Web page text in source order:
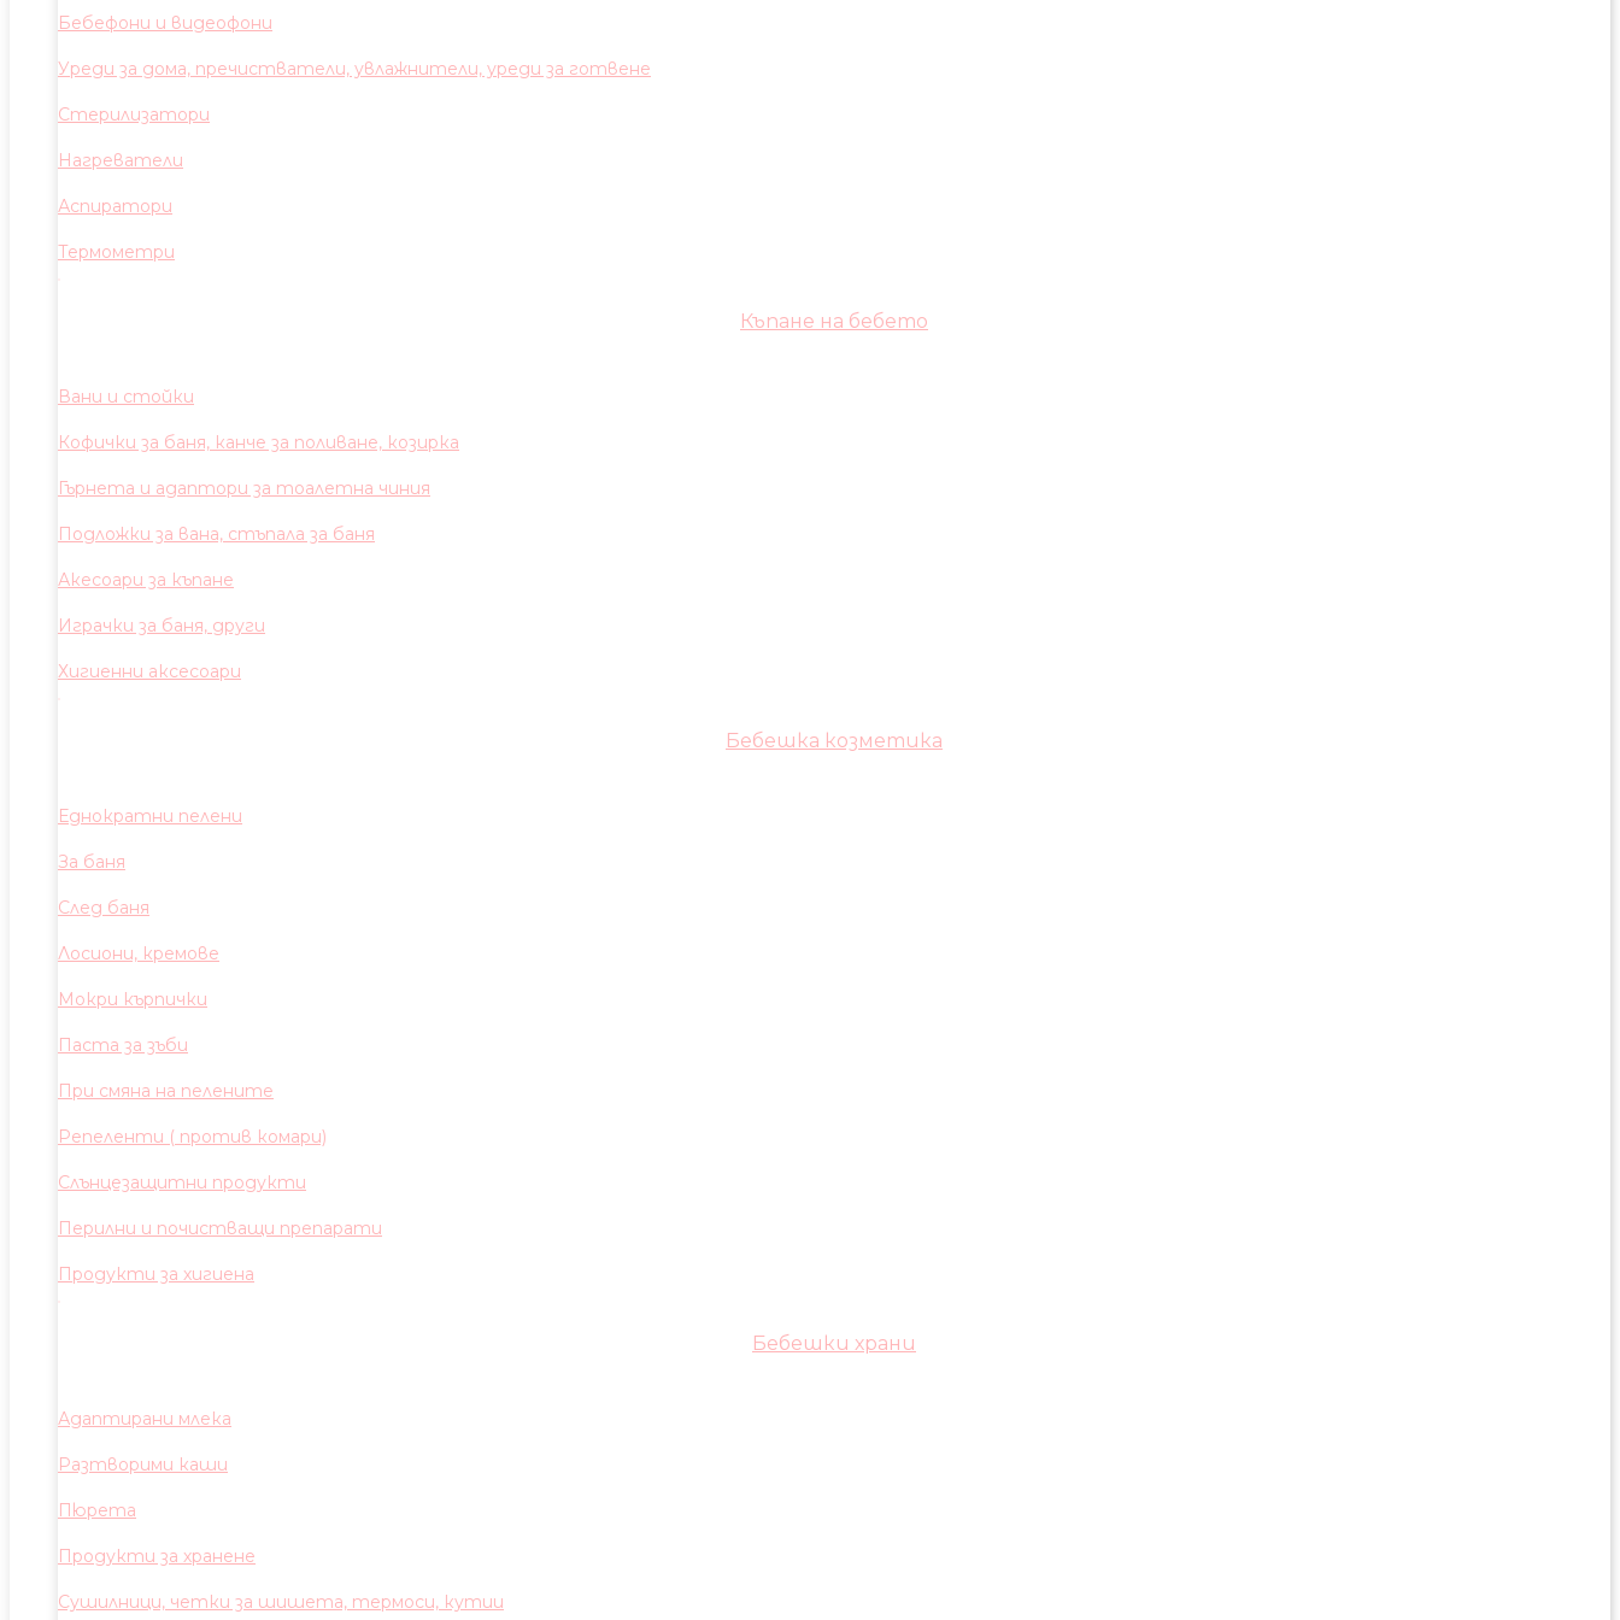
Бебефони и видеофони
Уреди за дома, пречистватели, увлажнители, уреди за готвене
Стерилизатори
Нагреватели
Аспиратори
Термометри
Къпане на бебето
Вани и стойки
Кофички за баня, канче за поливане, козирка
Гърнета и адаптори за тоалетна чиния
Подложки за вана, стъпала за баня
Акесоари за къпане
Играчки за баня, други
Хигиенни аксесоари
Бебешка козметика
Еднократни пелени
За баня
След баня
Лосиони, кремове
Мокри кърпички
Паста за зъби
При смяна на пелените
Репеленти ( против комари)
Слънцезащитни продукти
Перилни и почистващи препарати
Продукти за хигиена
Бебешки храни
Адаптирани млека
Разтворими каши
Пюрета
Продукти за хранене
Сушилници, четки за шишета, термоси, кутии